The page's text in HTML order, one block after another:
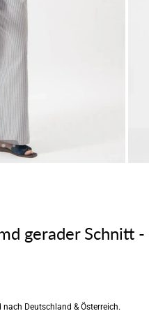
gerader Schnitt -
Deutschland & Österreich.